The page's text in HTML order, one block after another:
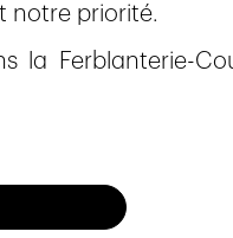
notre priorité.
la Ferblanterie-